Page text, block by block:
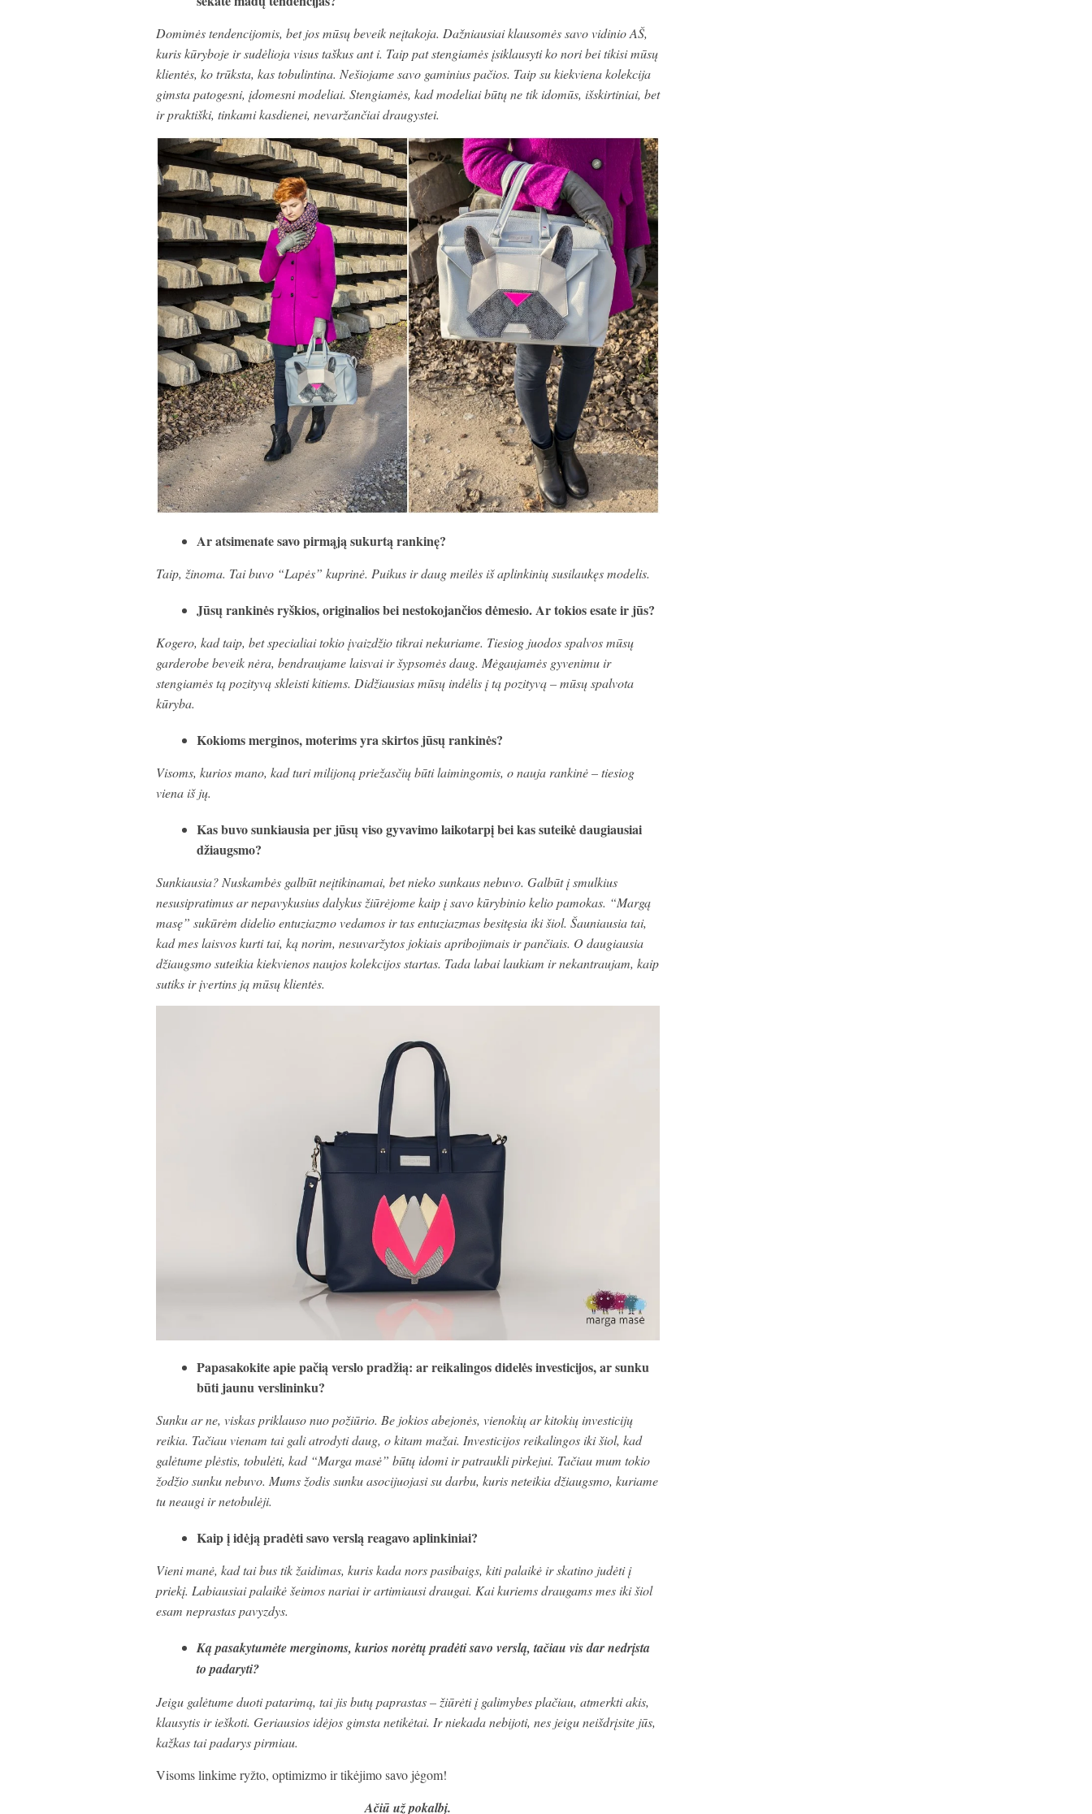
Domimės tendencijomis, bet jos mūsų beveik neįtakoja. Dažniausiai klausomės savo vidinio AŠ,
kuris kūryboje ir sudėlioja visus taškus ant i. Taip pat stengiamės įsiklausyti ko nori bei tikisi mūsų
klientės, ko trūksta, kas tobulintina. Nešiojame savo gaminius pačios. Taip su kiekviena kolekcija
gimsta patogesni, įdomesni modeliai. Stengiamės, kad modeliai būtų ne tik idomūs, išskirtiniai, bet
ir praktiški, tinkami kasdienei, nevaržančiai draugystei.
Ar atsimenate savo pirmąją sukurtą rankinę?
Taip, žinoma. Tai buvo “Lapės” kuprinė. Puikus ir daug meilės iš aplinkinių susilaukęs modelis.
Jūsų rankinės ryškios, originalios bei nestokojančios dėmesio. Ar tokios esate ir jūs?
Kogero, kad taip, bet specialiai tokio įvaizdžio tikrai nekuriame. Tiesiog juodos spalvos mūsų
garderobe beveik nėra, bendraujame laisvai ir šypsomės daug. Mėgaujamės gyvenimu ir
stengiamės tą pozityvą skleisti kitiems. Didžiausias mūsų indėlis į tą pozityvą – mūsų spalvota
kūryba.
Kokioms merginos, moterims yra skirtos jūsų rankinės?
Visoms, kurios mano, kad turi milijoną priežasčių būti laimingomis, o nauja rankinė – tiesiog
viena iš jų.
Kas buvo sunkiausia per jūsų viso gyvavimo laikotarpį bei kas suteikė daugiausiai
džiaugsmo?
Sunkiausia? Nuskambės galbūt neįtikinamai, bet nieko sunkaus nebuvo. Galbūt į smulkius
nesusipratimus ar nepavykusius dalykus žiūrėjome kaip į savo kūrybinio kelio pamokas. “Margą
masę” sukūrėm didelio entuziazmo vedamos ir tas entuziazmas besitęsia iki šiol. Šauniausia tai,
kad mes laisvos kurti tai, ką norim, nesuvaržytos jokiais apribojimais ir pančiais. O daugiausia
džiaugsmo suteikia kiekvienos naujos kolekcijos startas. Tada labai laukiam ir nekantraujam, kaip
sutiks ir įvertins ją mūsų klientės.
Papasakokite apie pačią verslo pradžią: ar reikalingos didelės investicijos, ar sunku
būti jaunu verslininku?
Sunku ar ne, viskas priklauso nuo požiūrio. Be jokios abejonės, vienokių ar kitokių investicijų
reikia. Tačiau vienam tai gali atrodyti daug, o kitam mažai. Investicijos reikalingos iki šiol, kad
galėtume plėstis, tobulėti, kad “Marga masė” būtų idomi ir patraukli pirkejui. Tačiau mum tokio
žodžio sunku nebuvo. Mums žodis sunku asocijuojasi su darbu, kuris neteikia džiaugsmo, kuriame
tu neaugi ir netobulėji.
Kaip į idėją pradėti savo verslą reagavo aplinkiniai?
Vieni manė, kad tai bus tik žaidimas, kuris kada nors pasibaigs, kiti palaikė ir skatino judėti į
priekį. Labiausiai palaikė šeimos nariai ir artimiausi draugai. Kai kuriems draugams mes iki šiol
esam neprastas pavyzdys.
Ką pasakytumėte merginoms, kurios norėtų pradėti savo verslą, tačiau vis dar nedrįsta
to padaryti?
Jeigu galėtume duoti patarimą, tai jis butų paprastas – žiūrėti į galimybes plačiau, atmerkti akis,
klausytis ir ieškoti. Geriausios idėjos gimsta netikėtai. Ir niekada nebijoti, nes jeigu neišdrįsite jūs,
kažkas tai padarys pirmiau.
Visoms linkime ryžto, optimizmo ir tikėjimo savo jėgom!
Ačiū už pokalbį.